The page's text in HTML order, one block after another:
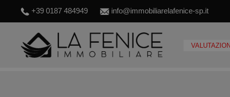
+39 0187 484949 info@immobiliarelafenice-sp.it